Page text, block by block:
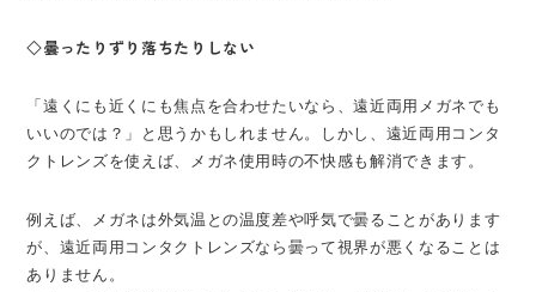
◇曇ったりずり落ちたりしない
「遠くにも近くにも焦点を合わせたいなら、遠近両用メガネでも
いいのでは？」と思うかもしれません。しかし、遠近両用コンタ
クトレンズを使えば、メガネ使用時の不快感も解消できます。
例えば、メガネは外気温との温度差や呼気で曇ることがあります
が、遠近両用コンタクトレンズなら曇って視界が悪くなることは
ありません。